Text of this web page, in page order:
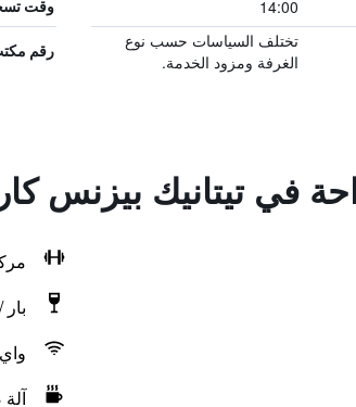
14:00 وقت
تختلف السياسات حسب نوع
الغرفة ومزود الخدمة.
رقم
في تيتانيك بيزنس